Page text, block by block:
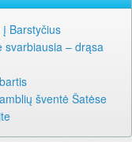
Barstyčius
svarbiausia – drąsa
šventė Šatėse